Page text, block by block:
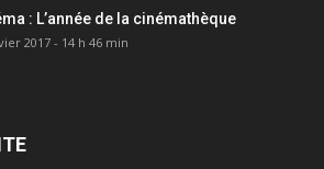
: L’année de la cinémathèque
2017 - 14 h 46 min